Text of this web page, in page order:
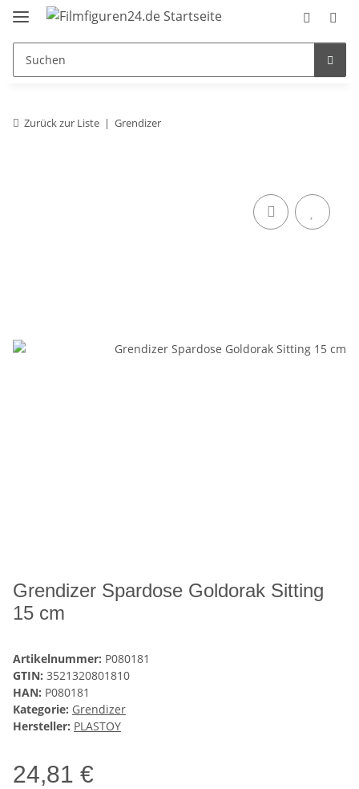
Zurück zur Liste Grendizer
Grendizer Spardose Goldorak Sitting
15 cm
Artikelnummer: P080181
GTIN: 3521320801810
HAN: P080181
Kategorie: Grendizer
Hersteller: PLASTOY
24,81 €